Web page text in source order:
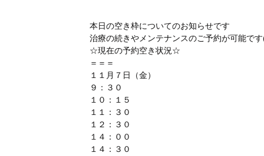
本日の空き枠についてのお知らせです
治療の続きやメンテナンスのご予約が可能で
☆現在の予約空き状況☆
＝＝＝
１１月７日（金）
９：３０
１０：１５
１１：３０
１２：３０
１４：００
１４：３０